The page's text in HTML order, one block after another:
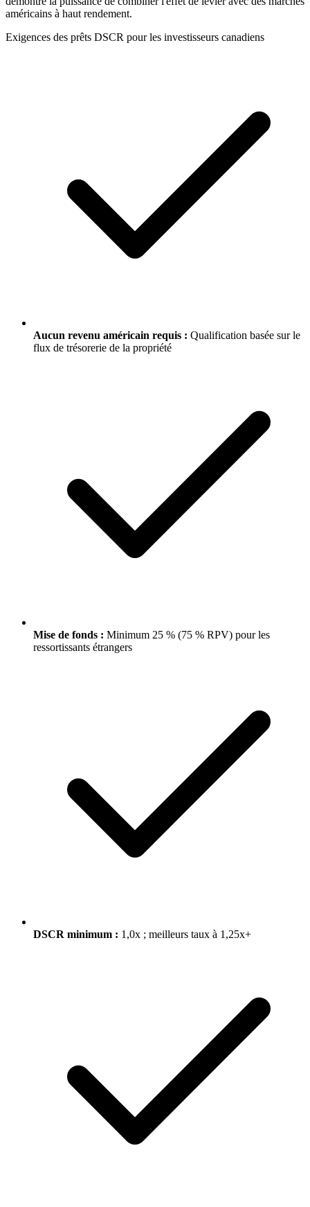
américains à haut rendement.
Exigences des prêts DSCR pour les investisseurs canadiens
Aucun revenu américain requis : Qualification basée sur le
flux de trésorerie de la propriété
Mise de fonds : Minimum 25 % (75 % RPV) pour les
ressortissants étrangers
DSCR minimum : 1,0x ; meilleurs taux à 1,25x+